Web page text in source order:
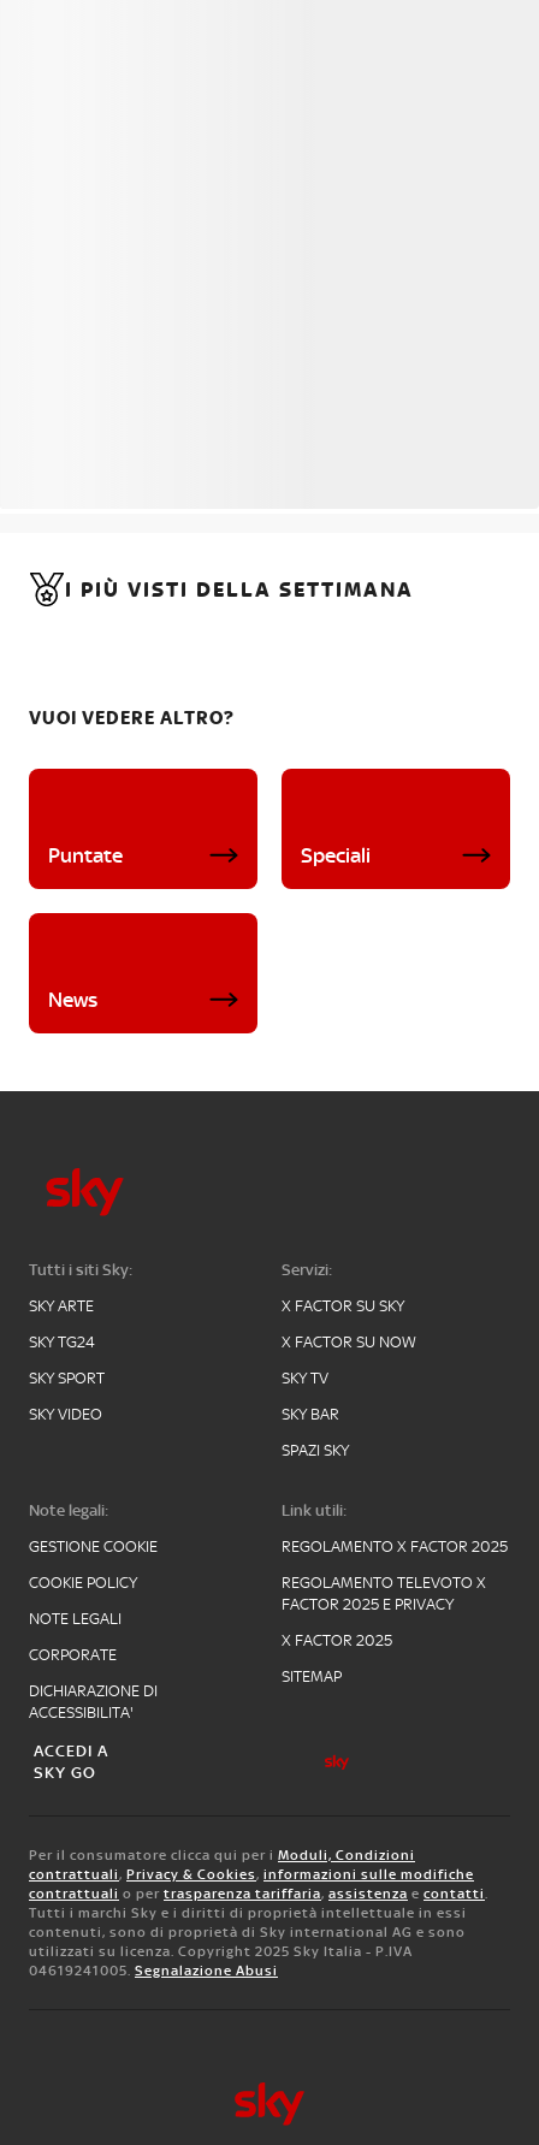
I PIÙ VISTI DELLA SETTIMANA
VUOI VEDERE ALTRO?
Puntate Speciali
News
Tutti i siti Sky:
SKY ARTE
SKY TG24
SKY SPORT
SKY VIDEO
Servizi:
X FACTOR SU SKY
X FACTOR SU NOW
SKY TV
SKY BAR
SPAZI SKY
Note legali:
GESTIONE COOKIE
COOKIE POLICY
NOTE LEGALI
CORPORATE
DICHIARAZIONE DI
ACCESSIBILITA'
Link utili:
REGOLAMENTO X FACTOR 2025
REGOLAMENTO TELEVOTO X
FACTOR 2025 E PRIVACY
X FACTOR 2025
SITEMAP
ACCEDI A
SKY GO
Per il consumatore clicca qui per i Moduli, Condizioni
contrattuali, Privacy & Cookies, informazioni sulle modifiche
contrattuali o per trasparenza tariffaria, assistenza e contatti.
Tutti i marchi Sky e i diritti di proprietà intellettuale in essi
contenuti, sono di proprietà di Sky international AG e sono
utilizzati su licenza. Copyright 2025 Sky Italia - P.IVA
04619241005. Segnalazione Abusi